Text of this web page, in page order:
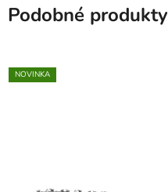
Podobné produkty
NOVINKA